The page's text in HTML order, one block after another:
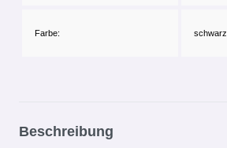
Farbe: schwarz
Beschreibung